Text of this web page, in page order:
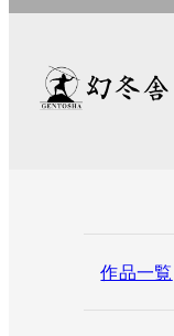
作品一覧